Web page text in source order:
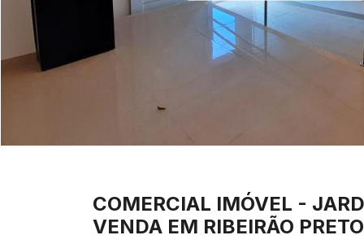
COMERCIAL IMÓVEL -
VENDA EM RIBEIRÃO PRETO